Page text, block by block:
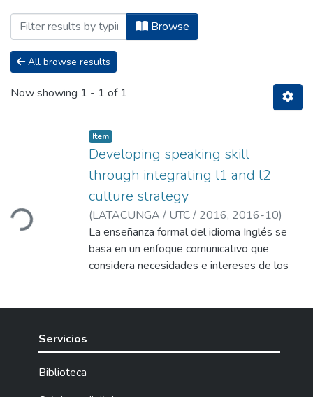
Browsing Carrera de Licenciatura en
Browse
All browse results
Now showing 1 - 1 of 1
Item
Developing speaking skill
through integrating l1 and l2
culture strategy
(LATACUNGA / UTC / 2016, 2016-10)
Albán Taipe, Johanna Elizabeth; Cobo Soria,
Juan Carlos ;Venegas Álvarez, Gina Silvana
La enseñanza formal del idioma Inglés se
basa en un enfoque comunicativo que
considera necesidades e intereses de los
tradicionales desmotivan a los alumnos y
Servicios
Biblioteca